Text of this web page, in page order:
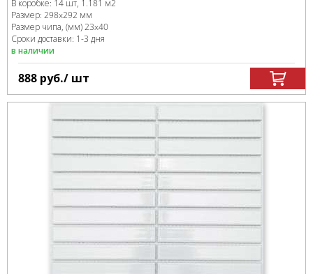
В коробке: 14 шт, 1.181 м2
Размер: 298x292 мм
Размер чипа, (мм)23x40
Сроки доставки: 1-3 дня
в наличии
888 руб./ шт